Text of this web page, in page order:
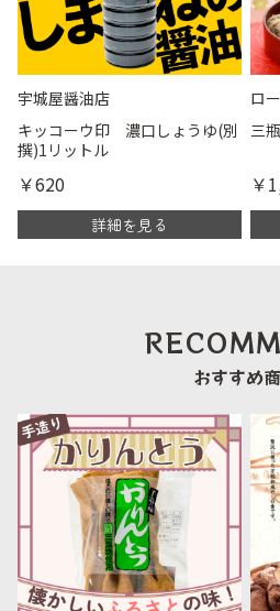
宇城屋醤油店
キッコーウ印 濃口しょうゆ(別
撰)1リットル
￥620
詳細を見る
ロ
三
￥
おすすめ